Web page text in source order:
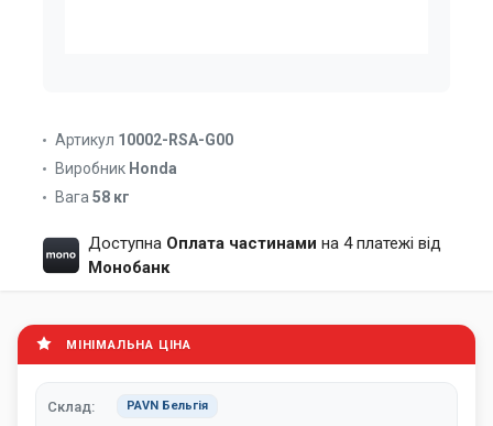
Артикул 10002-RSA-G00
Виробник Honda
Вага 58 кг
Доступна Оплата частинами на 4 платежі від
Монобанк
МІНІМАЛЬНА ЦІНА
Склад: PAVN Бельгія